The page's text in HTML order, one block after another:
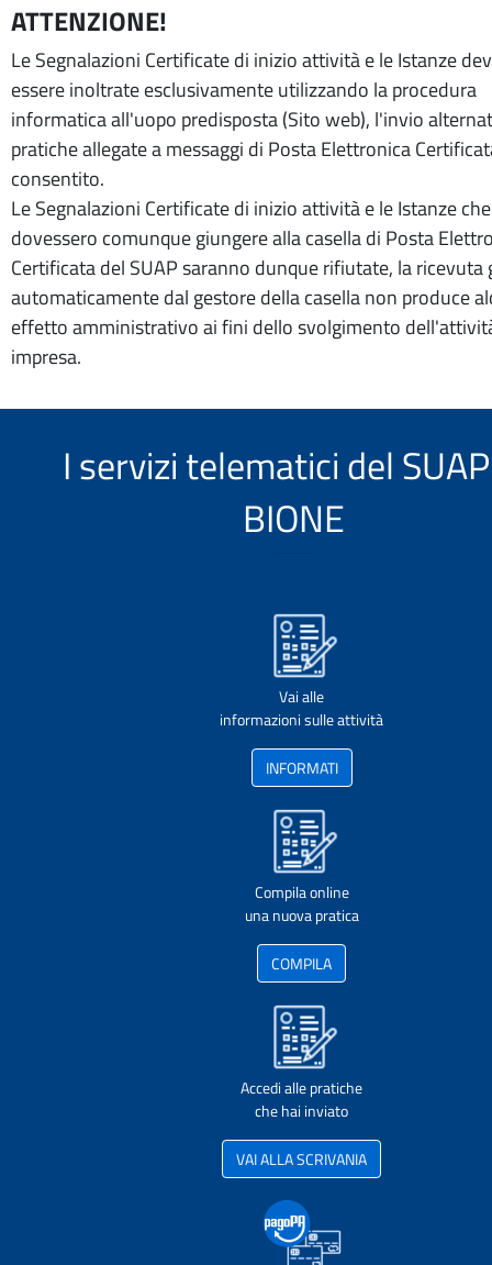
ATTENZIONE!
Le Segnalazioni Certificate di inizio attività e le Istanze
essere inoltrate esclusivamente utilizzando la procedura
informatica all'uopo predisposta (Sito web), l'invio
pratiche allegate a messaggi di Posta Elettronica
consentito.
Le Segnalazioni Certificate di inizio attività e le Istanze che
dovessero comunque giungere alla casella di Posta
Certificata del SUAP saranno dunque rifiutate, la ricevuta
automaticamente dal gestore della casella non produce
effetto amministrativo ai fini dello svolgimento
impresa.
I servizi telematici del
BIONE
Vai alle
informazioni sulle attività
INFORMATI
Compila online
una nuova pratica
COMPILA
Accedi alle pratiche
che hai inviato
VAI ALLA SCRIVANIA